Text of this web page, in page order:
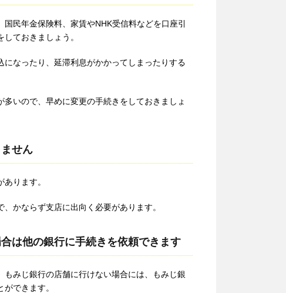
民年金保険料、家賃やNHK受信料などを口座引
ておきましょう。
なったり、延滞利息がかかってしまったりする
いので、早めに変更の手続きをしておきましょ
せん
ります。
かならず支店に出向く必要があります。
は他の銀行に手続きを依頼できます
みじ銀行の店舗に行けない場合には、もみじ銀
できます。